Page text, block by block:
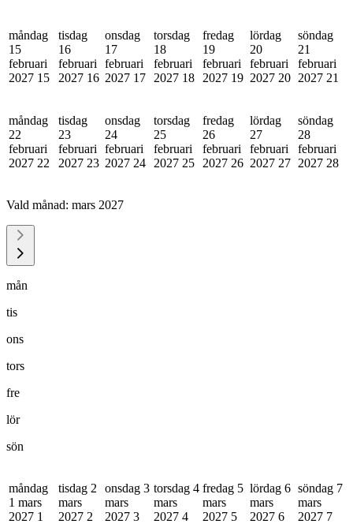
måndag
15
februari
2027 15
tisdag
16
februari
2027 16
onsdag
17
februari
2027 17
torsdag
18
februari
2027 18
fredag
19
februari
2027 19
lördag
20
februari
2027 20
söndag
21
februari
2027 21
måndag
22
februari
2027 22
tisdag
23
februari
2027 23
onsdag
24
februari
2027 24
torsdag
25
februari
2027 25
fredag
26
februari
2027 26
lördag
27
februari
2027 27
söndag
28
februari
2027 28
Vald månad: mars 2027
mån
tis
ons
tors
fre
lör
sön
måndag
1 mars
2027 1
tisdag 2
mars
2027 2
onsdag 3
mars
2027 3
torsdag 4
mars
2027 4
fredag 5
mars
2027 5
lördag 6
mars
2027 6
söndag 7
mars
2027 7